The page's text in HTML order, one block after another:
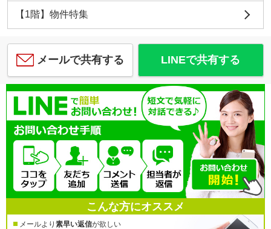
【1階】物件特集
メールで共有する LINEで共有する
こんな方にオススメ
メールより 素早い返信が欲しい